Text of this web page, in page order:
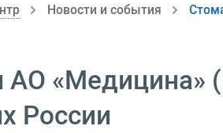
Новости и события
АО «Медицина»
России